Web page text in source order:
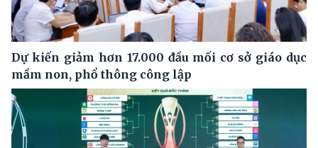
Dự kiến giảm hơn 17.000 đầu mối cơ sở giáo dục
mầm non, phổ thông công lập